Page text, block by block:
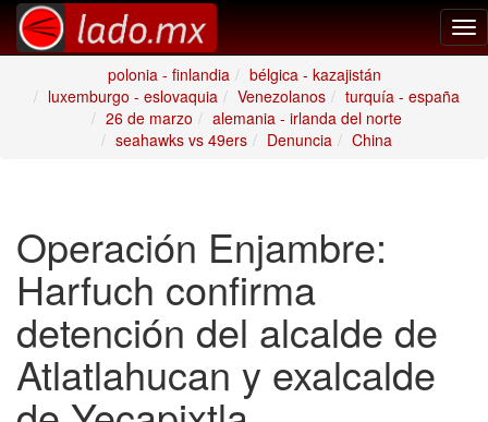
polonia - finlandia
bélgica - kazajistán
luxemburgo - eslovaquia
Venezolanos
turquía - españa
26 de marzo
alemania - irlanda del norte
seahawks vs 49ers
Denuncia China
Operación Enjambre:
Harfuch confirma
detención del alcalde de
Atlatlahucan y exalcalde